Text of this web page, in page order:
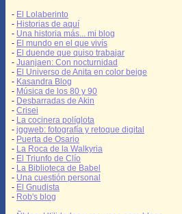
- El Lolaberinto
- Historias de aquí
- Una historia más... mi blog
- El mundo en el que vivís
- El duende que quiso trabajar
- Juanjaen: Con nocturnidad
- El Universo de Anita en color beige
- Kasandra Blog
- Música de los 80 y 90
- Desbarradas de Akin
- Crisei
- La cocinera políglota
- jggweb: fotografía y retoque digital
- Puerta de Osario
- La Roca de la Walkyria
- El Triunfo de Clío
- La Biblioteca de Babel
- Una cuestión personal
- El Gnudista
- Rob's blog